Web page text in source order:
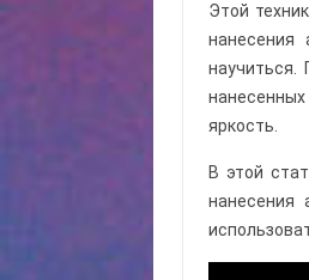
Этой
нанесения
научиться.
яркость.
В этой
нанесения